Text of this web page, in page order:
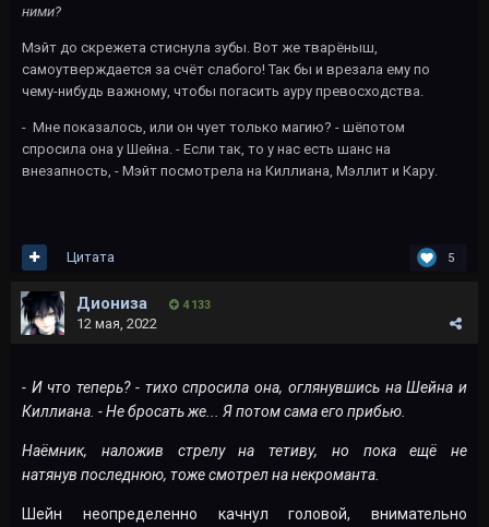
ними?
Мэйт до скрежета стиснула зубы. Вот же тварёныш,
самоутверждается за счёт слабого! Так бы и врезала ему по
чему-нибудь важному, чтобы погасить ауру превосходства.
- Мне показалось, или он чует только магию? - шёпотом
спросила она у Шейна. - Если так, то у нас есть шанс на
внезапность, - Мэйт посмотрела на Киллиана, Мэллит и Кару.
5
Цитата
Диониза 4 133
12 мая, 2022
- И что теперь? - тихо спросила она, оглянувшись на Шейна и
Киллиана. - Не бросать же... Я потом сама его прибью.
Наёмник, наложив стрелу на тетиву, но пока ещё не
натянув последнюю, тоже смотрел на некроманта.
Шейн неопределенно качнул головой, внимательно